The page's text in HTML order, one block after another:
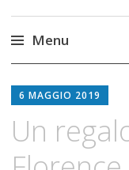
Made by
Kate Alinari,
schemi
Strano,
Menu
to
6 MAGGIO 2019
Un